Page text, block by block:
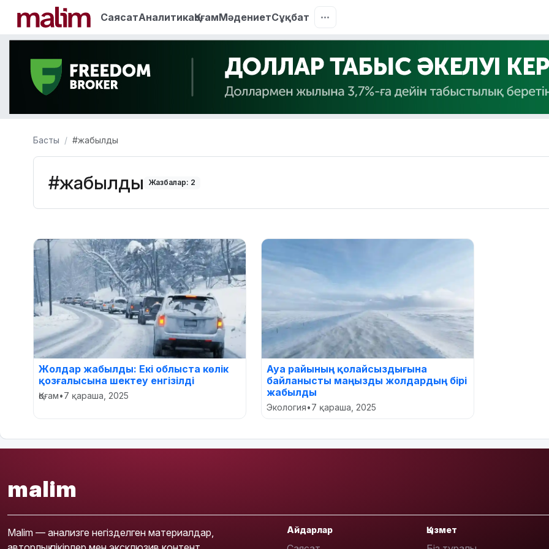
СаясатАналитикаҚоғамМәдениетСұқбат
Басты #жабылды
#жабылды Жазбалар: 2
Жолдар жабылды: Екі облыста көлік
қозғалысына шектеу енгізілді
Қоғам•7 қараша, 2025
Ауа райының қолайсыздығына
байланысты маңызды жолдардың бірі
жабылды
Экология•7 қараша, 2025
malim
Malim — анализге негізделген материалдар,
Айдарлар Қызмет